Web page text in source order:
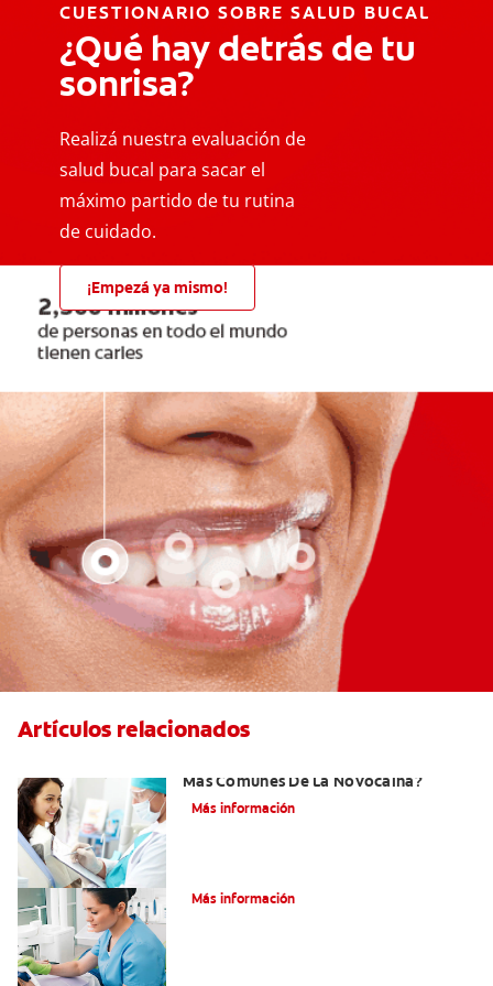
CUESTIONARIO SOBRE SALUD BUCAL
¿Qué hay detrás de tu
sonrisa?
Realizá nuestra evaluación de
salud bucal para sacar el
máximo partido de tu rutina
de cuidado.
¡Empezá ya mismo!
Artículos relacionados
Más Comunes De La Novocaína?
Más información
Más información